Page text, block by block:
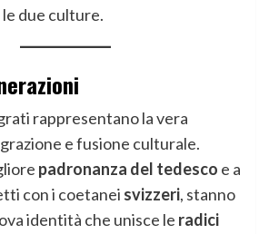
due culture.
rappresentano la vera
e fusione culturale.
padronanza del tedesco e a
con i coetanei svizzeri, stanno
identità che unisce le radici